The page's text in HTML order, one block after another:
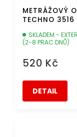
METRÁŽOVÝ
TECHNO 3516
SKLADEM -
(2-8 PRAC.DNŮ)
520 Kč
DETAIL